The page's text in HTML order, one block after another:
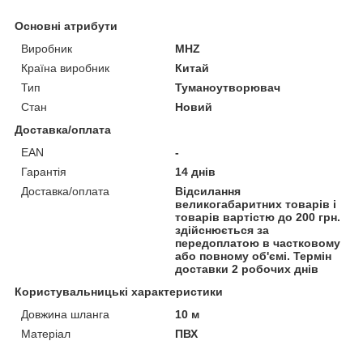
Основні атрибути
Виробник
MHZ
Країна виробник
Китай
Тип
Туманоутворювач
Стан
Новий
Доставка/оплата
EAN
-
Гарантія
14 днів
Доставка/оплата
Відсилання
великогабаритних товарів і
товарів вартістю до 200 грн.
здійснюється за
передоплатою в частковому
або повному об'ємі. Термін
доставки 2 робочих днів
Користувальницькі характеристики
Довжина шланга
10 м
Матеріал
ПВХ